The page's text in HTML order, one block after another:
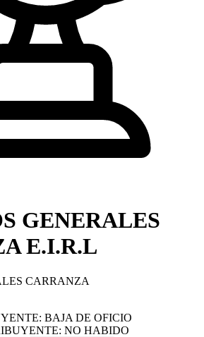
GENERALES
E.I.R.L
CARRANZA
BAJA DE OFICIO
NO HABIDO